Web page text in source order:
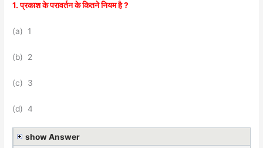
1. प्रकाश के परावर्तन के कितने नियम है ?
(a) 1
(b) 2
(c) 3
(d) 4
show Answer